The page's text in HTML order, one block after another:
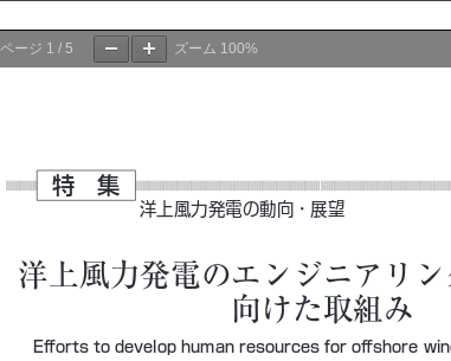
ページ 1 / 5 ズーム 100%